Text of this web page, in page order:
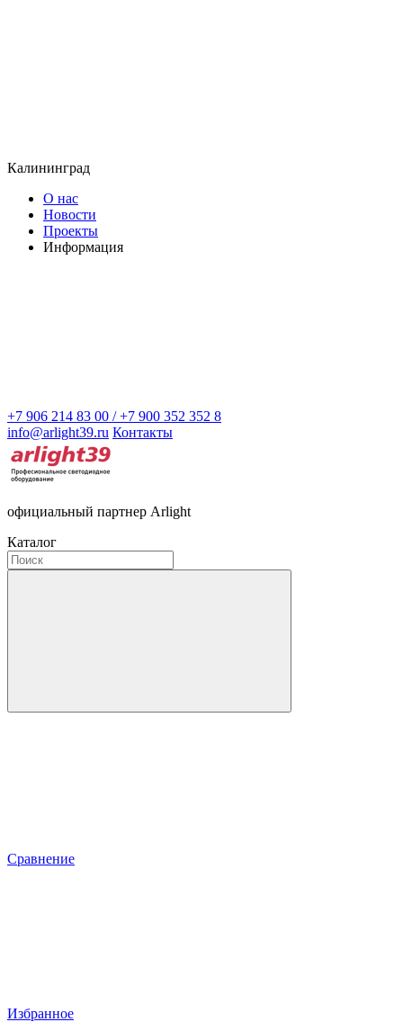
Калининград
О нас
Новости
Проекты
Информация
+7 906 214 83 00 / +7 900 352 352 8
info@arlight39.ru Контакты
официальный партнер Arlight
Каталог
Сравнение
Избранное